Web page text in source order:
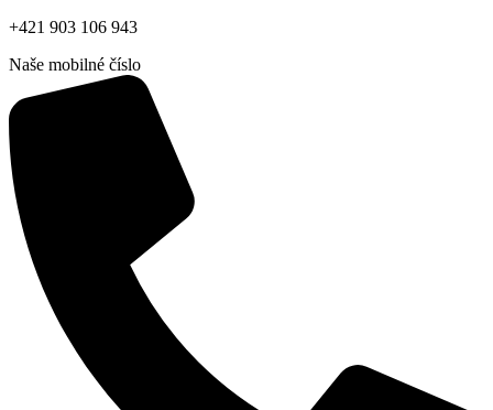
+421 903 106 943
Naše mobilné číslo